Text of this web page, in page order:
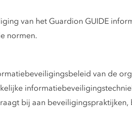
van het Guardion GUIDE
normen.
van de
bij aan